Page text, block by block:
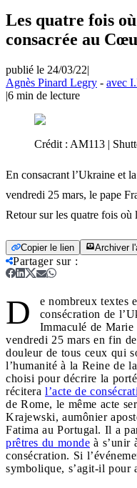
Les quatre fois
consacrée au
publié le 24/03/22|
Agnès Pinard Legry - avec
|6 min de lecture
Crédit : AM113 |
En consacrant l’Ukraine et
vendredi 25 mars, le pape
Retour sur les quatre fois où
Copier le lien Archiver
Partager sur:
D
e nombreux textes
consécration de
Immaculé de
vendredi 25 mars en fin
douleur de tous ceux qui
l’humanité à la Reine de
choisi pour décrire la
récitera l’acte de
de Rome, le même acte
Krajewski, aumônier
Fatima au Portugal. Il a
prêtres du monde à s’unir
consécration. Si
symbolique, s’agit-il pour